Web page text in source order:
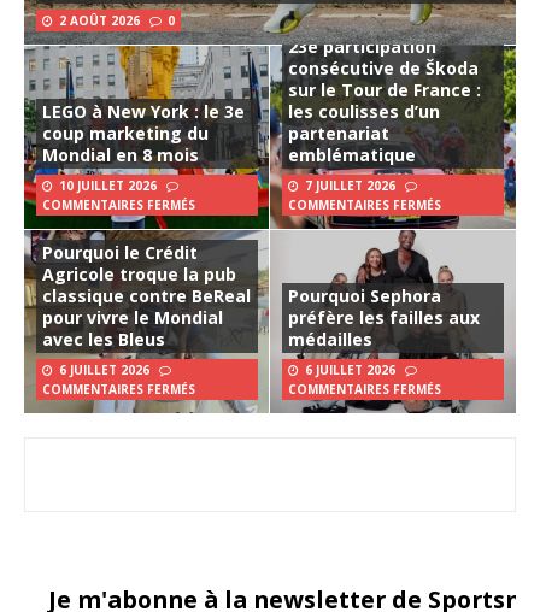
2 AOÛT 2026 0
LEGO à New York : le 3e
coup marketing du
Mondial en 8 mois
10 JUILLET 2026
COMMENTAIRES FERMÉS
23e participation
consécutive de Škoda
sur le Tour de France :
les coulisses d’un
partenariat
emblématique
7 JUILLET 2026
COMMENTAIRES FERMÉS
Pourquoi le Crédit
Agricole troque la pub
classique contre BeReal
pour vivre le Mondial
avec les Bleus
6 JUILLET 2026
COMMENTAIRES FERMÉS
Pourquoi Sephora
préfère les failles aux
médailles
6 JUILLET 2026
COMMENTAIRES FERMÉS
Je m'abonne à la newsletter de